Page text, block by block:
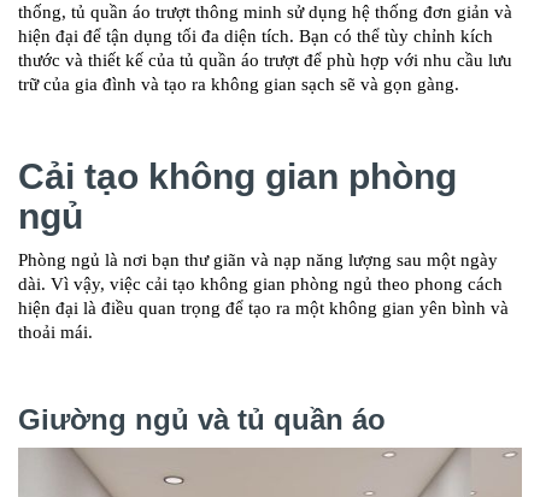
thống, tủ quần áo trượt thông minh sử dụng hệ thống đơn giản và
hiện đại để tận dụng tối đa diện tích. Bạn có thể tùy chỉnh kích
thước và thiết kế của tủ quần áo trượt để phù hợp với nhu cầu lưu
trữ của gia đình và tạo ra không gian sạch sẽ và gọn gàng.
Cải tạo không gian phòng
ngủ
Phòng ngủ là nơi bạn thư giãn và nạp năng lượng sau một ngày
dài. Vì vậy, việc cải tạo không gian phòng ngủ theo phong cách
hiện đại là điều quan trọng để tạo ra một không gian yên bình và
thoải mái.
Giường ngủ và tủ quần áo